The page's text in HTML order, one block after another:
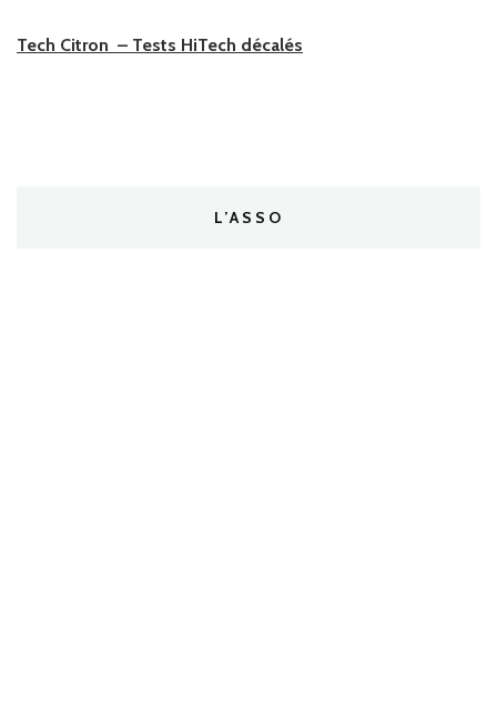
Tech Citron – Tests HiTech décalés
L’ASSO